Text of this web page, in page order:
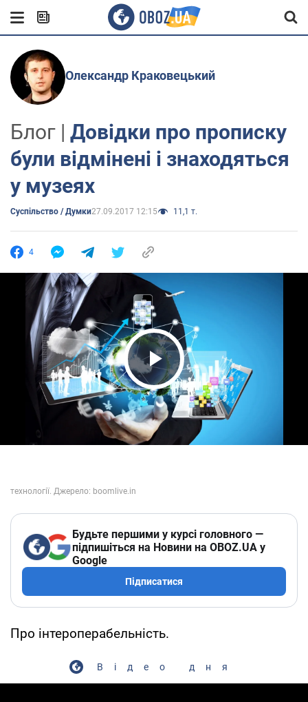
Олександр Краковецький
Блог | Довідки про прописку
були відмінені і знаходяться
у музеях
Суспільство / Думки27.09.2017 12:15 11,1 т.
4
Play Video
Будьте першими у курсі головного —
підпишіться на Новини на OBOZ.UA у
Google
Підписатися
Про інтероперабельність.
Відео дня